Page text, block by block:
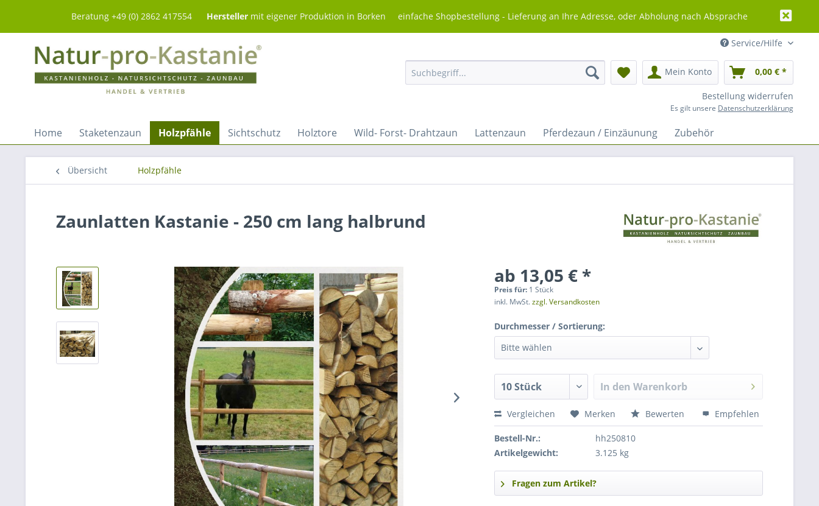
Beratung +49 (0) 2862 417554 Hersteller mit eigener Produktion in Borken einfache Shopbestellung - Lieferung an Ihre Adresse, oder Abholung nach Absprache
Service/Hilfe
Mein Konto 0,00 € *
Bestellung widerrufen
Es gilt unsere Datenschutzerklärung
Home Staketenzaun Holzpfähle Sichtschutz Holztore Wild- Forst- Drahtzaun Lattenzaun Pferdezaun / Einzäunung Zubehör
Übersicht Holzpfähle
Zaunlatten Kastanie - 250 cm lang halbrund
ab 13,05 € *
Preis für: 1 Stück
inkl. MwSt.zzgl. Versandkosten
Durchmesser / Sortierung:
In den Warenkorb
Vergleichen Merken Bewerten Empfehlen
Bestell-Nr.:
hh250810
Artikelgewicht:
3.125 kg
Fragen zum Artikel?